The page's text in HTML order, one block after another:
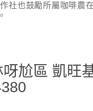
社也鼓勵所屬咖啡農
尬區 凱旺